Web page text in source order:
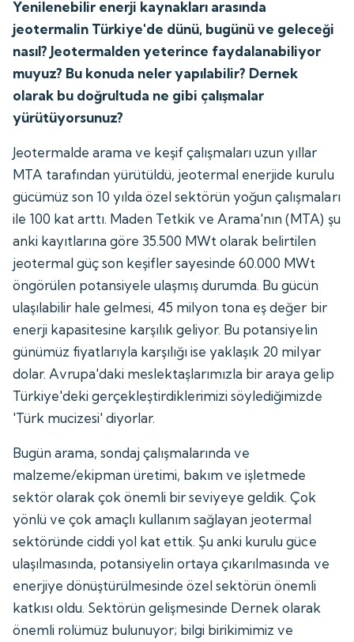
Yenilenebilir enerji kaynakları arasında
jeotermalin Türkiye'de dünü, bugünü ve geleceği
nasıl? Jeotermalden yeterince faydalanabiliyor
muyuz? Bu konuda neler yapılabilir? Dernek
olarak bu doğrultuda ne gibi çalışmalar
yürütüyorsunuz?
Jeotermalde arama ve keşif çalışmaları uzun yıllar
MTA tarafından yürütüldü, jeotermal enerjide kurulu
gücümüz son 10 yılda özel sektörün yoğun çalışmaları
ile 100 kat arttı. Maden Tetkik ve Arama'nın (MTA) şu
anki kayıtlarına göre 35.500 MWt olarak belirtilen
jeotermal güç son keşifler sayesinde 60.000 MWt
öngörülen potansiyele ulaşmış durumda. Bu gücün
ulaşılabilir hale gelmesi, 45 milyon tona eş değer bir
enerji kapasitesine karşılık geliyor. Bu potansiyelin
günümüz fiyatlarıyla karşılığı ise yaklaşık 20 milyar
dolar. Avrupa'daki meslektaşlarımızla bir araya gelip
Türkiye'deki gerçekleştirdiklerimizi söylediğimizde
'Türk mucizesi' diyorlar.
Bugün arama, sondaj çalışmalarında ve
malzeme/ekipman üretimi, bakım ve işletmede
sektör olarak çok önemli bir seviyeye geldik. Çok
yönlü ve çok amaçlı kullanım sağlayan jeotermal
sektöründe ciddi yol kat ettik. Şu anki kurulu güce
ulaşılmasında, potansiyelin ortaya çıkarılmasında ve
enerjiye dönüştürülmesinde özel sektörün önemli
katkısı oldu. Sektörün gelişmesinde Dernek olarak
önemli rolümüz bulunuyor; bilgi birikimimiz ve